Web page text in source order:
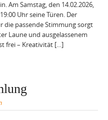
Am Samstag, den 14.02.2026,
Uhr seine Türen. Der
die passende Stimmung sorgt
Laune und ausgelassenem
frei – Kreativität […]